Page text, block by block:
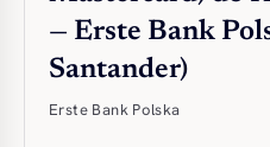
— Erste Bank
Santander)
Erste Bank Polska